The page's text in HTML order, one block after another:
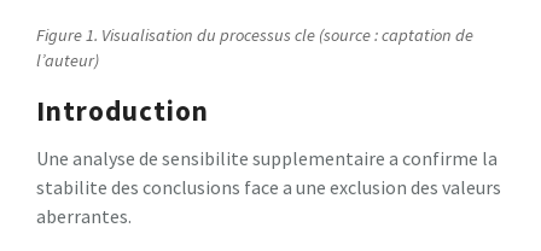
Figure 1. Visualisation du processus cle (source : captation de
l’auteur)
Introduction
Une analyse de sensibilite supplementaire a confirme la
stabilite des conclusions face a une exclusion des valeurs
aberrantes.